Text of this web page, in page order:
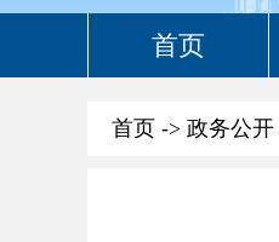
首页
首页 -> 政务公开